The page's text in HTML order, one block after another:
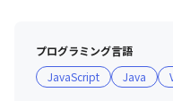
プログラミング言語
JavaScript
Java